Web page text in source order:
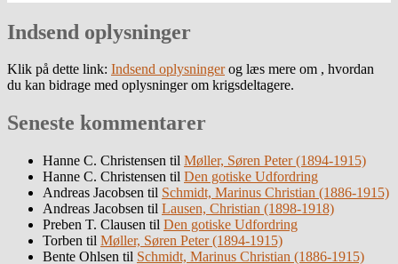
Indsend oplysninger
Klik på dette link: Indsend oplysningerog læs mere om , hvordan
du kan bidrage med oplysninger om krigsdeltagere.
Seneste kommentarer
Hanne C. Christensen til Møller, Søren Peter (1894-1915)
Hanne C. Christensen til Den gotiske Udfordring
Andreas Jacobsen til Schmidt, Marinus Christian (1886-1915)
Andreas Jacobsen til Lausen, Christian (1898-1918)
Preben T. Clausen til Den gotiske Udfordring
Torben til Møller, Søren Peter (1894-1915)
Bente Ohlsen til Schmidt, Marinus Christian (1886-1915)